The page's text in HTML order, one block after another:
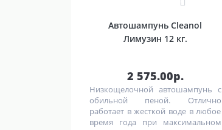
Автошампунь Cleanol
Лимузин 12 кг.
2 575.00р.
Низкощелочной автошампунь с
обильной пеной. Отлично
работает в жесткой воде в любое
время года при максимальном